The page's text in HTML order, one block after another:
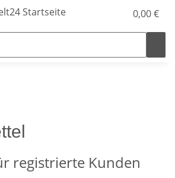
0,00 €
registrierte Kunden